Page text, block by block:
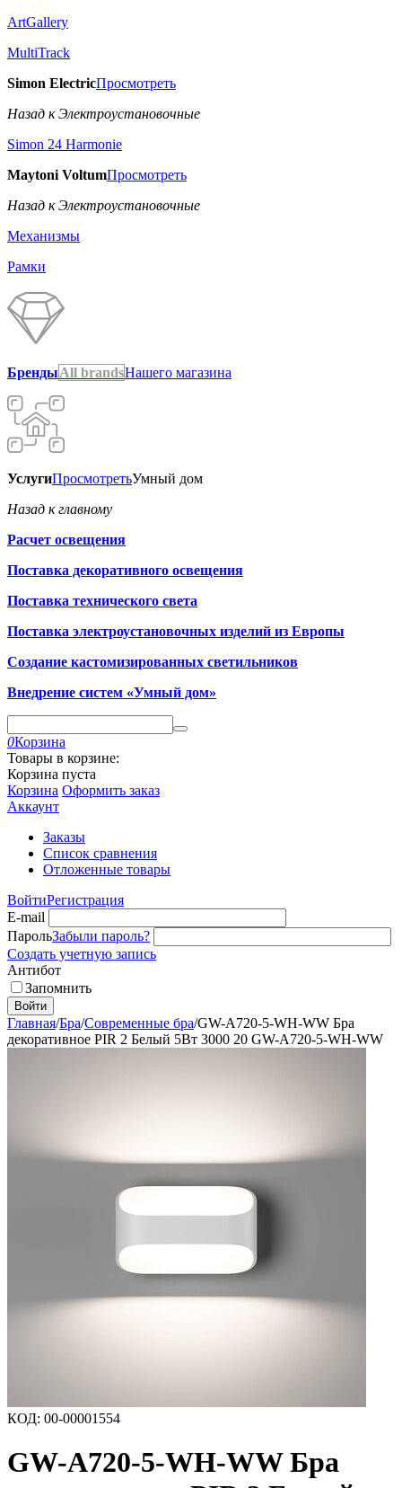
ArtGallery
MultiTrack
Simon ElectricПросмотреть
Назад к Электроустановочные
Simon 24 Harmonie
Maytoni VoltumПросмотреть
Назад к Электроустановочные
Механизмы
Рамки
БрендыAll brandsНашего магазина
УслугиПросмотретьУмный дом
Назад к главному
Расчет освещения
Поставка декоративного освещения
Поставка технического света
Поставка электроустановочных изделий из Европы
Создание кастомизированных светильников
Внедрение систем «Умный дом»
0Корзина
Товары в корзине:
Корзина пуста
Корзина Оформить заказ
Аккаунт
Заказы
Список сравнения
Отложенные товары
ВойтиРегистрация
E-mail
ПарольЗабыли пароль?
Создать учетную запись
Антибот
Запомнить
Войти
Главная/Бра/Современные бра/GW-A720-5-WH-WW Бра
декоративное PIR 2 Белый 5Вт 3000 20 GW-A720-5-WH-WW
КОД: 00-00001554
GW-A720-5-WH-WW Бра